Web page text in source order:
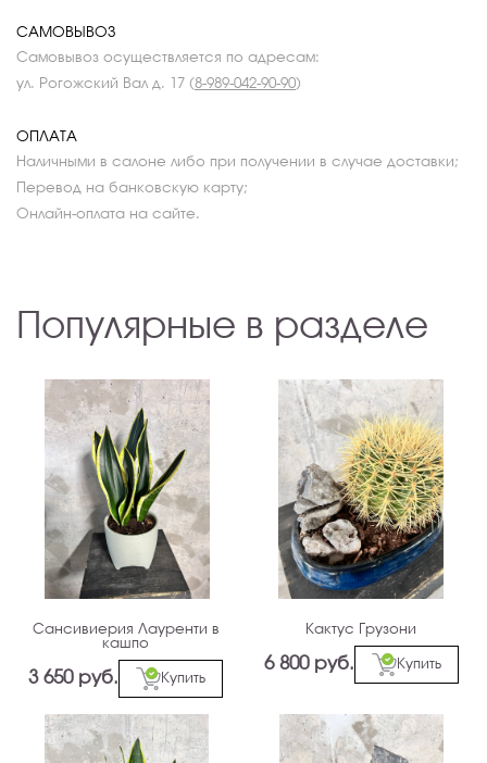
САМОВЫВОЗ
Самовывоз осуществляется по адресам:
ул. Рогожский Вал д. 17 (8-989-042-90-90)
ОПЛАТА
Наличными в салоне либо при получении в случае доставки;
Перевод на банковскую карту;
Онлайн-оплата на сайте.
Популярные в разделе
Сансивиерия Лауренти в
кашпо
3 650 руб. Купить
Кактус Грузони
6 800 руб. Купить